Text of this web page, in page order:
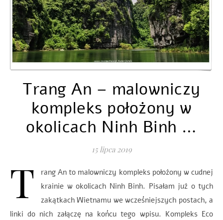
Trang An – malowniczy
kompleks położony w
okolicach Ninh Binh …
15 lipca 2019
T
rang An to malowniczy kompleks położony w cudnej
krainie w okolicach Ninh Binh. Pisałam już o tych
zakątkach Wietnamu we wcześniejszych postach, a
linki do nich załączę na końcu tego wpisu. Kompleks Eco